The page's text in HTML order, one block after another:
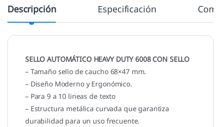
Descripción Especificación
SELLO AUTOMÁTICO HEAVY DUTY 6008 CON SELLO
– Tamaño sello de caucho 68×47 mm.
– Diseño Moderno y Ergonómico.
– Para 9 a 10 lineas de texto
– Estructura metálica curvada que garantiza
durabilidad para un uso frecuente.